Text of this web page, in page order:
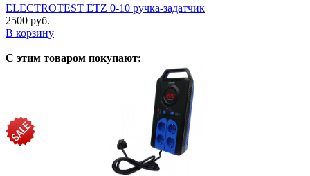
ELECTROTEST ETZ 0-10 ручка-задатчик
2500 руб.
В корзину
С этим товаром покупают: